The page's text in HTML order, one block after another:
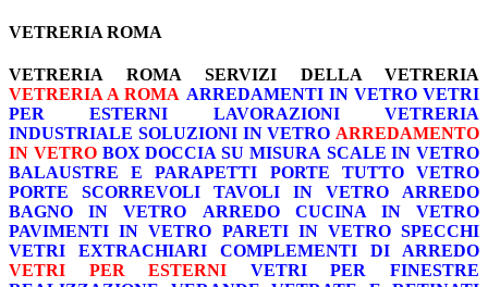
VETRERIA ROMA
VETRERIA ROMA
SERVIZI DELLA VETRERIA
VETRERIA A ROMA ARREDAMENTI IN VETRO VETRI
PER ESTERNI
LAVORAZIONI
VETRERIA
INDUSTRIALE SOLUZIONI IN VETRO ARREDAMENTO
IN VETRO BOX DOCCIA SU MISURA SCALE IN VETRO
BALAUSTRE E PARAPETTI
PORTE TUTTO VETRO
PORTE SCORREVOLI
TAVOLI IN VETRO
ARREDO
BAGNO IN VETRO
ARREDO CUCINA IN VETRO
PAVIMENTI IN VETRO PARETI IN VETRO SPECCHI
VETRI EXTRACHIARI
COMPLEMENTI DI ARREDO
VETRI PER ESTERNI
VETRI PER FINESTRE